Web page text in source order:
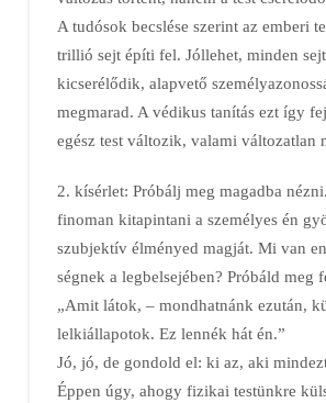
A tudósok becslése szerint az emberi
trillió sejt építi fel. Jóllehet, minden
kicserélődik, alapvető
megmarad. A védikus tanítás ezt így
egész test változik, valami változatlan
2. kísérlet: Próbálj meg magadba
finoman kitapintani a személyes én
szubjektív élményed magját. Mi van
ségnek a legbelsejében? Próbáld meg
„Amit látok, – mondhatnánk ezután,
lelkiállapotok. Ez lennék hát én.”
Jó, jó, de gondold el: ki az, aki
Éppen úgy, ahogy fizikai testünkre